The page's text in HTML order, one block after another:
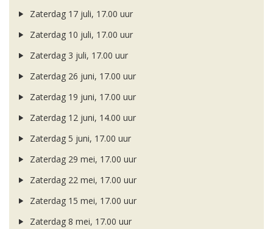
Zaterdag 17 juli, 17.00 uur
Zaterdag 10 juli, 17.00 uur
Zaterdag 3 juli, 17.00 uur
Zaterdag 26 juni, 17.00 uur
Zaterdag 19 juni, 17.00 uur
Zaterdag 12 juni, 14.00 uur
Zaterdag 5 juni, 17.00 uur
Zaterdag 29 mei, 17.00 uur
Zaterdag 22 mei, 17.00 uur
Zaterdag 15 mei, 17.00 uur
Zaterdag 8 mei, 17.00 uur